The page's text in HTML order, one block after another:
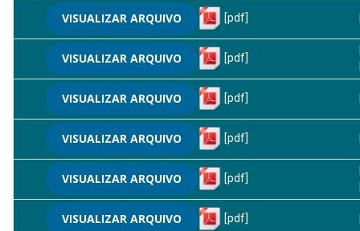
VISUALIZAR ARQUIVO [pdf]
VISUALIZAR ARQUIVO [pdf]
VISUALIZAR ARQUIVO [pdf]
VISUALIZAR ARQUIVO [pdf]
VISUALIZAR ARQUIVO [pdf]
VISUALIZAR ARQUIVO [pdf]